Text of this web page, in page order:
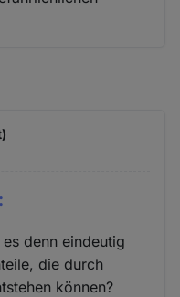
denn eindeutig
die durch
können?